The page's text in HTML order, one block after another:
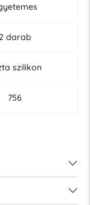
2 darab
szilikon
756